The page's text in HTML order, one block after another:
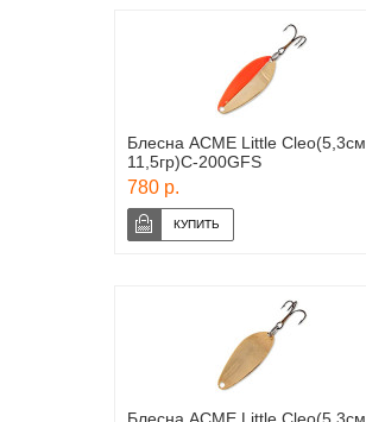
Блесна ACME Little Cleo(5,3см
11,5гр)С-200GFS
780 р.